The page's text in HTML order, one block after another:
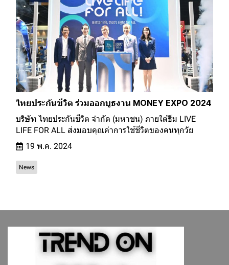
ไทยประกันชีวิต ร่วมออกบูธงาน MONEY EXPO 2024
บริษัท ไทยประกันชีวิต จำกัด (มหาชน) ภายใต้ธีม LIVE
LIFE FOR ALL ส่งมอบคุณค่าการใช้ชีวิตของคนทุกวัย
19 พ.ค. 2024
News